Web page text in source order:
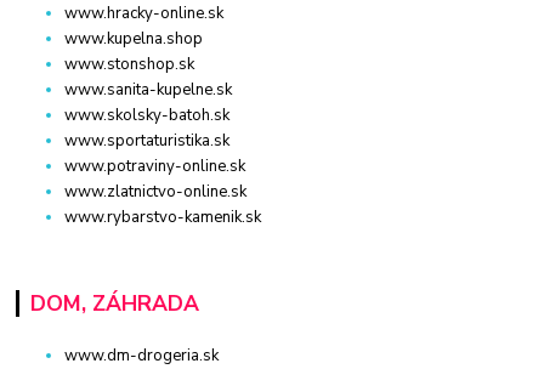
www.hracky-online.sk
www.kupelna.shop
www.stonshop.sk
www.sanita-kupelne.sk
www.skolsky-batoh.sk
www.sportaturistika.sk
www.potraviny-online.sk
www.zlatnictvo-online.sk
www.rybarstvo-kamenik.sk
DOM, ZÁHRADA
www.dm-drogeria.sk